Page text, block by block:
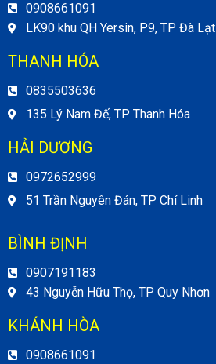
0908661091
LK90 khu QH Yersin, P9, TP Đà Lạt
THANH HÓA
0835503636
135 Lý Nam Đế, TP Thanh Hóa
HẢI DƯƠNG
0972652999
51 Trần Nguyên Đán, TP Chí Linh
BÌNH ĐỊNH
0907191183
43 Nguyễn Hữu Thọ, TP Quy Nhơn
KHÁNH HÒA
0908661091